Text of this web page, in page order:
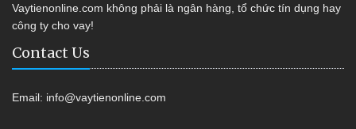
Vaytienonline.com không phải là ngân hàng, tổ chức tín dụng hay
công ty cho vay!
Contact Us
Email: info@vaytienonline.com